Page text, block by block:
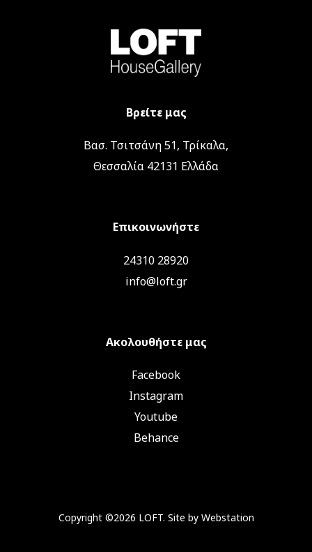
Βρείτε μας
Βασ. Τσιτσάνη 51, Τρίκαλα,
Θεσσαλία 42131 Ελλάδα
Επικοινωνήστε
24310 28920
info@loft.gr
Ακολουθήστε μας
Facebook
Instagram
Youtube
Behance
Copyright ©2026 LOFT. Site by Webstation